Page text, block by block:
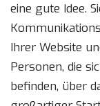
eine gute Idee.
Ihrer Website
Personen, die
befinden, über